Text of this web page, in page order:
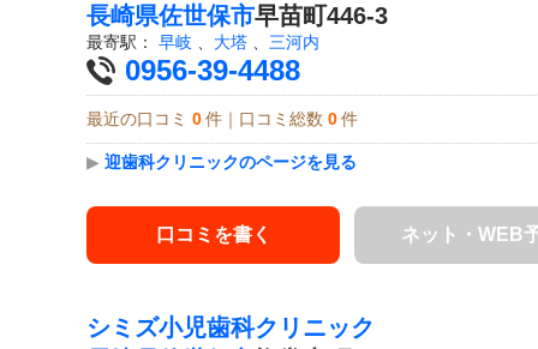
長崎県佐世保市早苗町446-3
最寄駅： 早岐 大塔 三河内
0956-39-4488
最近の口コミ 0 件｜口コミ総数 0 件
▶ 迎歯科クリニックのページを見る
口コミを書く ネット・WEB
シミズ小児歯科クリニック